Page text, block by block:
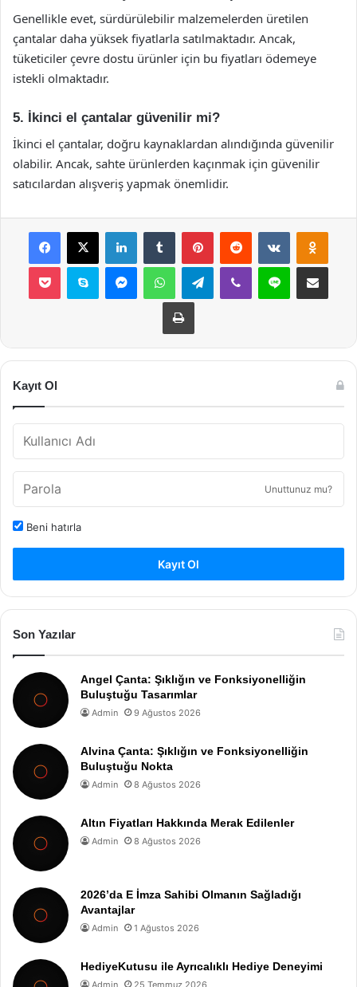
Genellikle evet, sürdürülebilir malzemelerden üretilen
çantalar daha yüksek fiyatlarla satılmaktadır. Ancak,
tüketiciler çevre dostu ürünler için bu fiyatları ödemeye
istekli olmaktadır.
5. İkinci el çantalar güvenilir mi?
İkinci el çantalar, doğru kaynaklardan alındığında güvenilir
olabilir. Ancak, sahte ürünlerden kaçınmak için güvenilir
satıcılardan alışveriş yapmak önemlidir.
Facebook
X LinkedInTumblr PinterestReddit VKontakte
Pocket Skype MessengerWhatsAppTelegramViber Line E-Posta ile
Yazdır
Kayıt Ol
Unuttunuz mu?
Beni hatırla
Kayıt Ol
Son Yazılar
Angel Çanta: Şıklığın ve Fonksiyonelliğin
Buluştuğu Tasarımlar
Admin 9 Ağustos 2026
Alvina Çanta: Şıklığın ve Fonksiyonelliğin
Buluştuğu Nokta
Admin 8 Ağustos 2026
Altın Fiyatları Hakkında Merak Edilenler
Admin 8 Ağustos 2026
2026’da E İmza Sahibi Olmanın Sağladığı
Avantajlar
Admin 1 Ağustos 2026
HediyeKutusu ile Ayrıcalıklı Hediye Deneyimi
Admin 25 Temmuz 2026